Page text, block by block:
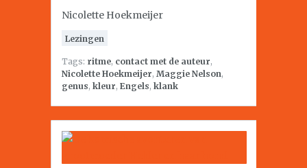
Nicolette Hoekmeijer
Lezingen
Tags: ritme, contact met de auteur,
Nicolette Hoekmeijer, Maggie Nelson,
genus, kleur, Engels, klank